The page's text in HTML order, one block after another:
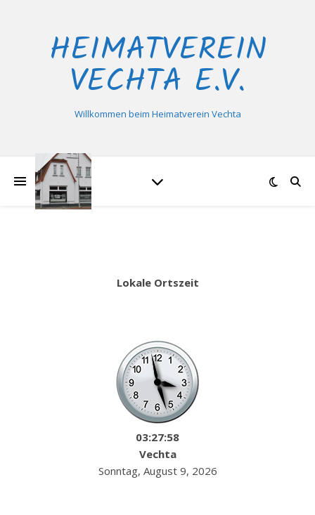
HEIMATVEREIN
VECHTA E.V.
Willkommen beim Heimatverein Vechta
Lokale Ortszeit
03:27:59
Vechta
Sonntag, August 9, 2026